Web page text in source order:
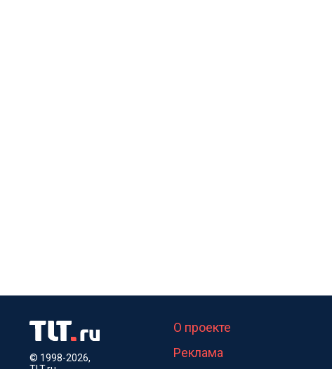
© 1998-2026,
О проекте
Реклама